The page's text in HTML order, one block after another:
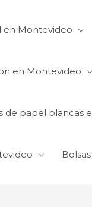
en Montevideo
en Montevideo
de papel blancas